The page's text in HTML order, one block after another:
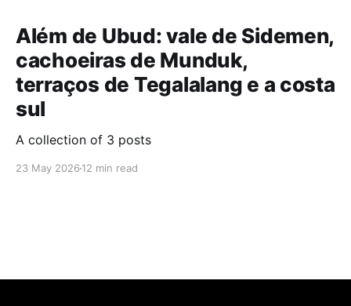
Além de Ubud: vale de Sidemen,
cachoeiras de Munduk,
terraços de Tegalalang e a costa
sul
A collection of 3 posts
23 May 2026 12 min read